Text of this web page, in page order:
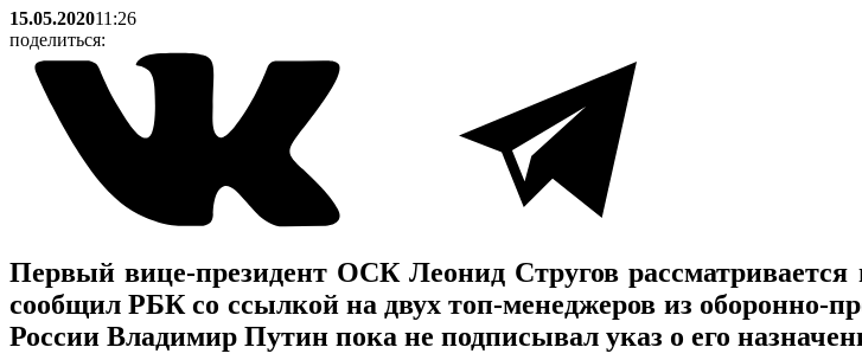
15.05.202011:26
поделиться:
Первый вице-президент ОСК Леонид Стругов
сообщил РБК со ссылкой на двух топ-менеджеров из оборонно-
России Владимир Путин пока не подписывал указ о его